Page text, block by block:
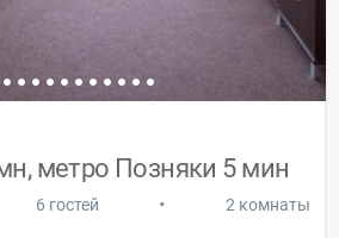
метро Позняки 5 мин
6 гостей • 2 комнаты